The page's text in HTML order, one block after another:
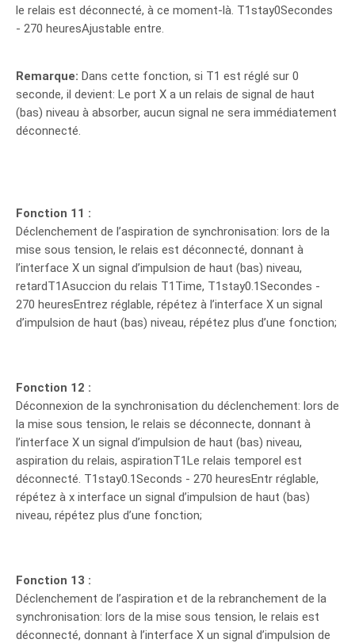
le relais est déconnecté, à ce moment-là. T1stay0Secondes
- 270 heuresAjustable entre.
Remarque: Dans cette fonction, si T1 est réglé sur 0
seconde, il devient: Le port X a un relais de signal de haut
(bas) niveau à absorber, aucun signal ne sera immédiatement
déconnecté.
Fonction 11 :
Déclenchement de l’aspiration de synchronisation: lors de la
mise sous tension, le relais est déconnecté, donnant à
l’interface X un signal d’impulsion de haut (bas) niveau,
retardT1Asuccion du relais T1Time, T1stay0.1Secondes -
270 heuresEntrez réglable, répétez à l’interface X un signal
d’impulsion de haut (bas) niveau, répétez plus d’une fonction;
Fonction 12 :
Déconnexion de la synchronisation du déclenchement: lors de
la mise sous tension, le relais se déconnecte, donnant à
l’interface X un signal d’impulsion de haut (bas) niveau,
aspiration du relais, aspirationT1Le relais temporel est
déconnecté. T1stay0.1Seconds - 270 heuresEntr réglable,
répétez à x interface un signal d’impulsion de haut (bas)
niveau, répétez plus d’une fonction;
Fonction 13 :
Déclenchement de l’aspiration et de la rebranchement de la
synchronisation: lors de la mise sous tension, le relais est
déconnecté, donnant à l’interface X un signal d’impulsion de